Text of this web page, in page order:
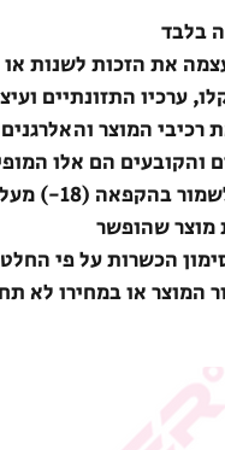
בלבד
את הזכות לשנות
ערכיו התזונתיים
המוצר
והקובעים הם אלו
(18-) מעלות צלזיוס
מוצר שהופשר
הכשרות על פי
המוצר או במחירו לא